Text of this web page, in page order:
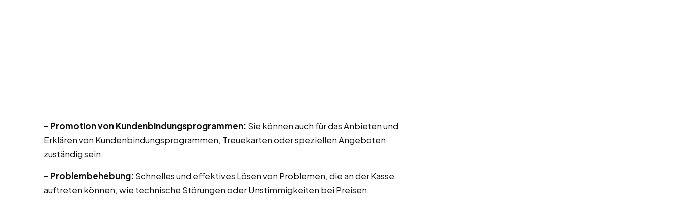
– Promotion von Kundenbindungsprogrammen: Sie können auch für das Anbieten und
Erklären von Kundenbindungsprogrammen, Treuekarten oder speziellen Angeboten
zuständig sein.
– Problembehebung: Schnelles und effektives Lösen von Problemen, die an der Kasse
auftreten können, wie technische Störungen oder Unstimmigkeiten bei Preisen.